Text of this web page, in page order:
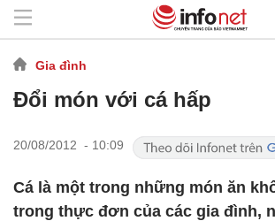
Gia đình
Đổi món với cá hấp
20/08/2012 - 10:09
Cá là một trong những món ăn
trong thực đơn của các gia đình,